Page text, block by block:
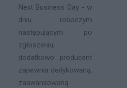
Next Business Day - w
dniu roboczym
następującym po
zgłoszeniu;
dodatkowo producent
zapewnia dedykowaną,
zaawansowaną